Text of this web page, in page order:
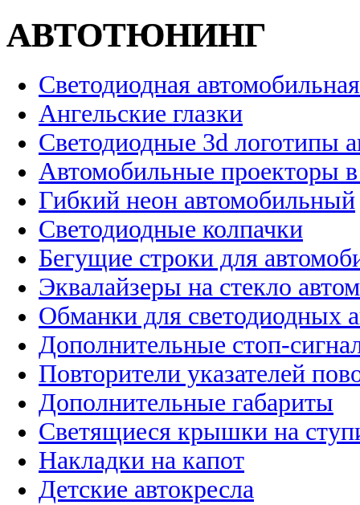
АВТОТЮНИНГ
Светодиодная
Ангельские глазки
Светодиодные 3d логотипы
Автомобильные проекторы
Гибкий неон автомобильный
Светодиодные колпачки
Бегущие строки для
Эквалайзеры на стекло
Обманки для светодиодных
Дополнительные стоп-
Повторители указателей
Дополнительные габариты
Светящиеся крышки на
Накладки на капот
Детские автокресла